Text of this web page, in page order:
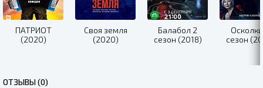
ПАТРИОТ
(2020)
Своя земля
(2020)
Балабол 2
сезон (2018)
сезон
ОТЗЫВЫ (0)